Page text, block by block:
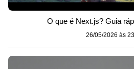
O que é Next.js? Guia
26/05/2026 às